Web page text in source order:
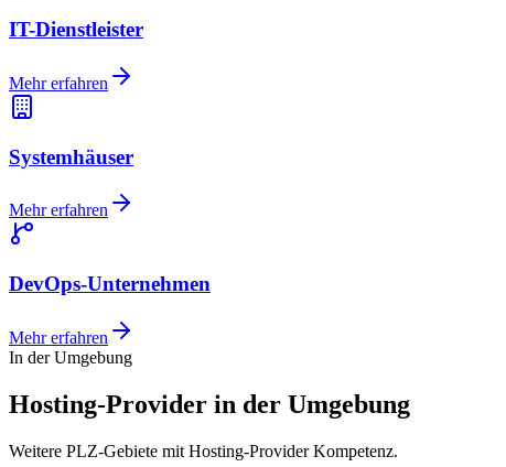
IT-Dienstleister
Mehr erfahren
Systemhäuser
Mehr erfahren
DevOps-Unternehmen
Mehr erfahren
In der Umgebung
Hosting-Provider in der Umgebung
Weitere PLZ-Gebiete mit Hosting-Provider Kompetenz.